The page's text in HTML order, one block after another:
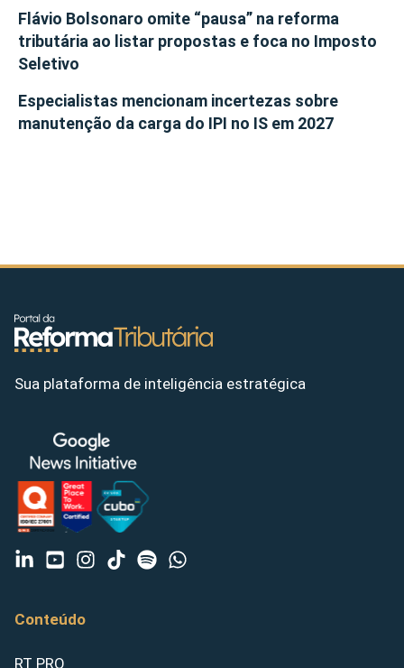
Flávio Bolsonaro omite “pausa” na reforma
tributária ao listar propostas e foca no Imposto
Seletivo
Especialistas mencionam incertezas sobre
manutenção da carga do IPI no IS em 2027
Sua plataforma de inteligência estratégica
Conteúdo
RT PRO